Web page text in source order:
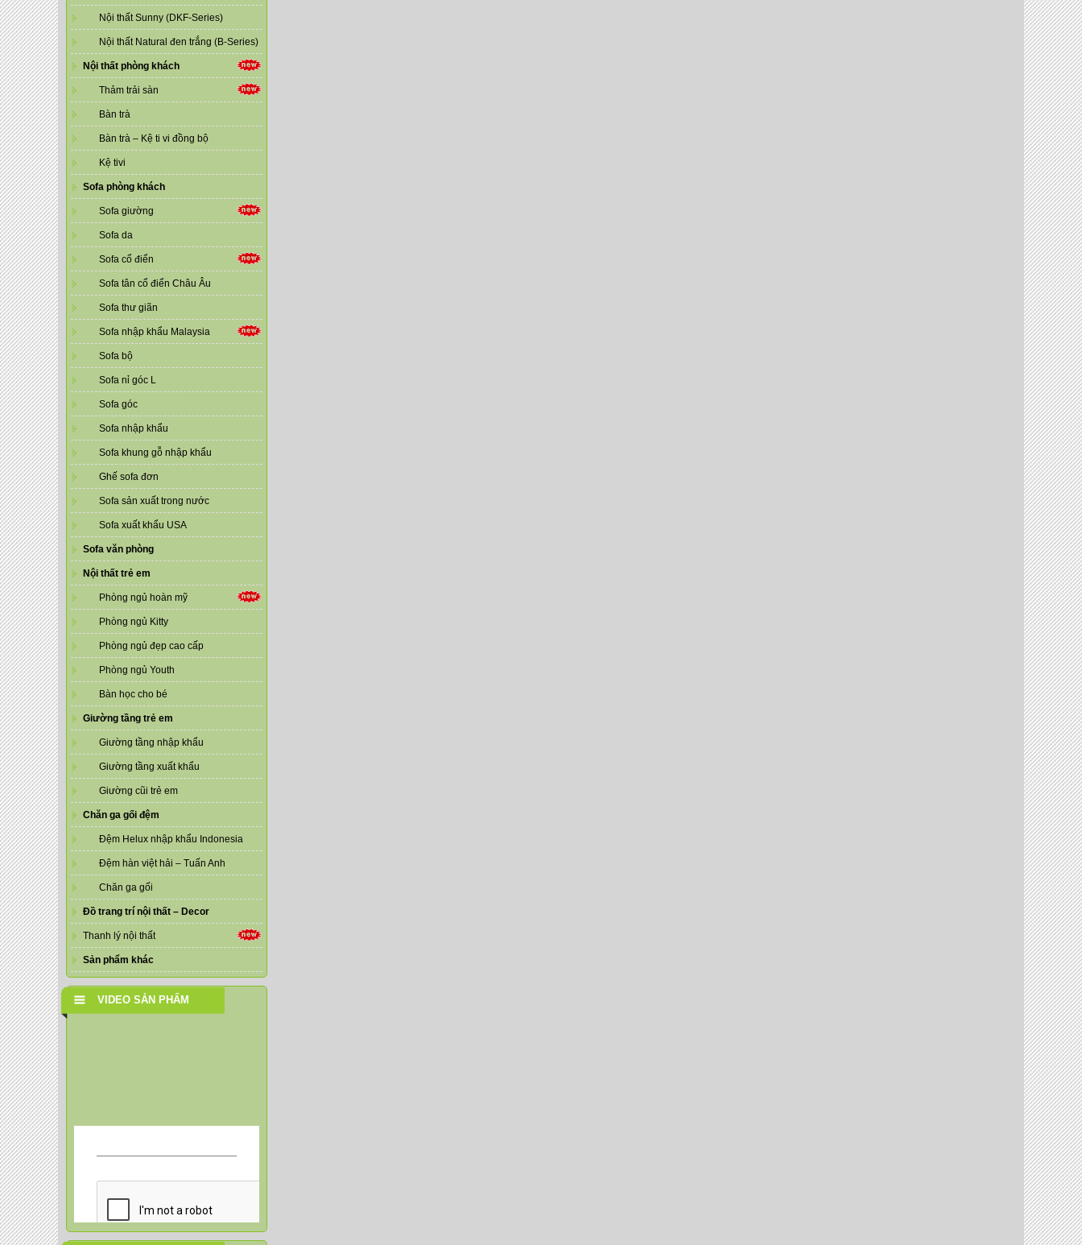
Nội thất Sunny (DKF-Series)
Nội thất Natural đen trắng (B-Series)
Nội thất phòng khách
Thảm trải sàn
Bàn trà
Bàn trà – Kệ ti vi đồng bộ
Kệ tivi
Sofa phòng khách
Sofa giường
Sofa da
Sofa cổ điển
Sofa tân cổ điển Châu Âu
Sofa thư giãn
Sofa nhập khẩu Malaysia
Sofa bộ
Sofa nỉ góc L
Sofa góc
Sofa nhập khẩu
Sofa khung gỗ nhập khẩu
Ghế sofa đơn
Sofa sản xuất trong nước
Sofa xuất khẩu USA
Sofa văn phòng
Nội thất trẻ em
Phòng ngủ hoàn mỹ
Phòng ngủ Kitty
Phòng ngủ đẹp cao cấp
Phòng ngủ Youth
Bàn học cho bé
Giường tầng trẻ em
Giường tầng nhập khẩu
Giường tầng xuất khẩu
Giường cũi trẻ em
Chăn ga gối đệm
Đệm Helux nhập khẩu Indonesia
Đệm hàn việt hải – Tuấn Anh
Chăn ga gối
Đồ trang trí nội thất – Decor
Thanh lý nội thất
Sản phẩm khác
VIDEO SẢN PHẨM